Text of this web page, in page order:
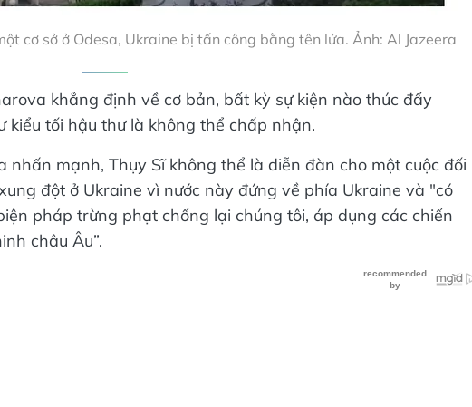
cơ sở ở Odesa, Ukraine bị tấn công bằng tên lửa. Ảnh: Al Jazeera
khẳng định về cơ bản, bất kỳ sự kiện nào thúc đẩy
kiểu tối hậu thư là không thể chấp nhận.
nhấn mạnh, Thụy Sĩ không thể là diễn đàn cho một cuộc đối
đột ở Ukraine vì nước này đứng về phía Ukraine và "có
pháp trừng phạt chống lại chúng tôi, áp dụng các chiến
châu Âu”.